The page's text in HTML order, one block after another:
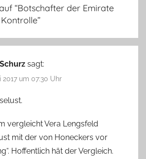
“Botschafter der Emirate
”
sagt:
2017 um 07:30 Uhr
vergleicht Vera Lengsfeld
mit der von Honeckers vor
Hoffentlich hät der Vergleich.